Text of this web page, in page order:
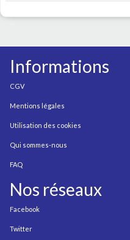
Informations
CGV
Mentions légales
Utilisation des cookies
Qui sommes-nous
FAQ
Nos réseaux
Facebook
Twitter